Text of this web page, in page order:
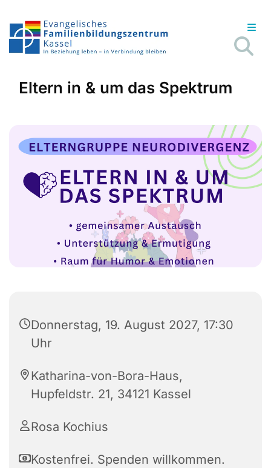
Eltern in & um das Spektrum
Donnerstag, 19. August 2027, 17:30
Uhr
Katharina-von-Bora-Haus,
Hupfeldstr. 21, 34121 Kassel
Rosa Kochius
Kostenfrei. Spenden willkommen.